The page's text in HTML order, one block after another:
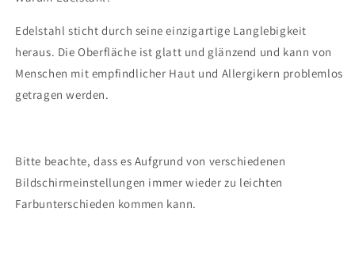
Edelstahl sticht durch seine einzigartige Langlebigkeit
heraus. Die Oberfläche ist glatt und glänzend und kann von
Menschen mit empfindlicher Haut und Allergikern problemlos
getragen werden.
Bitte beachte, dass es Aufgrund von verschiedenen
Bildschirmeinstellungen immer wieder zu leichten
Farbunterschieden kommen kann.